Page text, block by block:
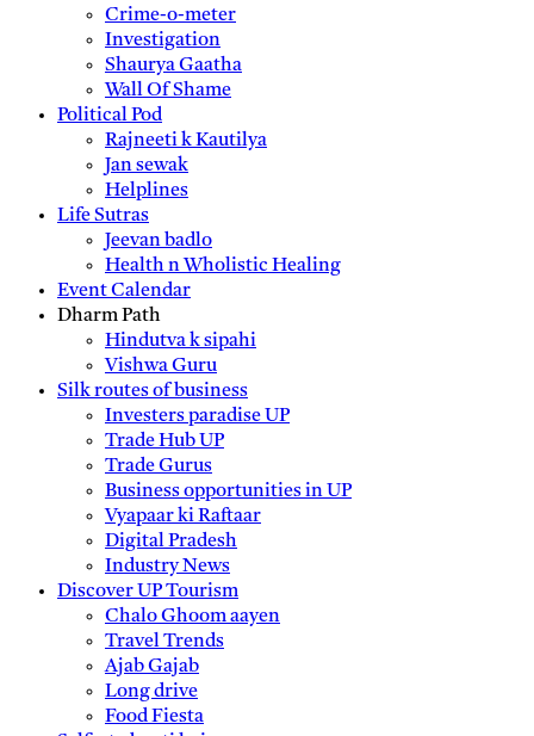
Crime-o-meter
Investigation
Shaurya Gaatha
Wall Of Shame
Political Pod
Rajneeti k Kautilya
Jan sewak
Helplines
Life Sutras
Jeevan badlo
Health n Wholistic Healing
Event Calendar
Dharm Path
Hindutva k sipahi
Vishwa Guru
Silk routes of business
Investers paradise UP
Trade Hub UP
Trade Gurus
Business opportunities in UP
Vyapaar ki Raftaar
Digital Pradesh
Industry News
Discover UP Tourism
Chalo Ghoom aayen
Travel Trends
Ajab Gajab
Long drive
Food Fiesta